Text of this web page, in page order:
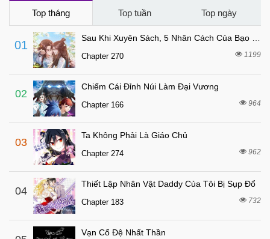
Chapter 296 4 tháng trước
Chapter 295
Chapter 294
Chapter 293
Chapter 292 6 tháng trước
Chapter 291
Chapter 290
Chapter 289
Chapter 288 6 tháng trước
Chapter 287 6 tháng trước
Chapter 286
Chapter 285 6 tháng trước
Top tháng Top tuần Top ngày
01
Chapter 270 1199
02
Chiếm Cái Đỉnh Núi Làm Đại Vương
Chapter 166 964
03
Ta Không Phải Là Giáo Chủ
Chapter 274 962
04
Thiết Lập Nhân Vật Daddy Của Tôi Bị Sụp Đổ
Chapter 183 732
Vạn Cổ Đệ Nhất Thần